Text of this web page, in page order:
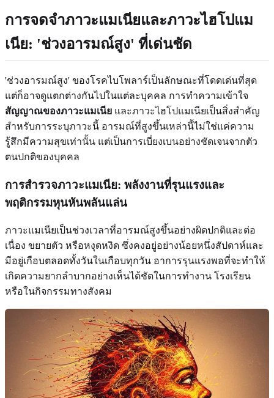
การจดจำภาวะแมเนียและภาวะไฮโปแม
เนีย: 'ช่วงอารมณ์สูง' ที่เด่นชัด
'ช่วงอารมณ์สูง' ของโรคไบโพลาร์เป็นลักษณะที่โดดเด่นที่สุด
แต่ก็อาจดูแตกต่างกันไปในแต่ละบุคคล การทำความเข้าใจ
สัญญาณของภาวะแมเนีย และภาวะไฮโปแมเนียเป็นสิ่งสำคัญ
สำหรับการระบุภาวะนี้ อารมณ์ที่สูงขึ้นเหล่านี้ไม่ใช่แค่ความ
รู้สึกมีความสุขเท่านั้น แต่เป็นการเบี่ยงเบนอย่างชัดเจนจากตัว
ตนปกติของบุคคล
การสำรวจภาวะแมเนีย: พลังงานที่รุนแรงและ
พฤติกรรมหุนหันพลันแล่น
ภาวะแมเนียเป็นช่วงเวลาที่อารมณ์สูงขึ้นอย่างผิดปกติและต่อ
เนื่อง ขยายตัว หรือหงุดหงิด ซึ่งคงอยู่อย่างน้อยหนึ่งสัปดาห์และ
มีอยู่เกือบตลอดทั้งวันในเกือบทุกวัน อาการรุนแรงพอที่จะทำให้
เกิดความยากลำบากอย่างเห็นได้ชัดในการทำงาน โรงเรียน
หรือในกิจกรรมทางสังคม